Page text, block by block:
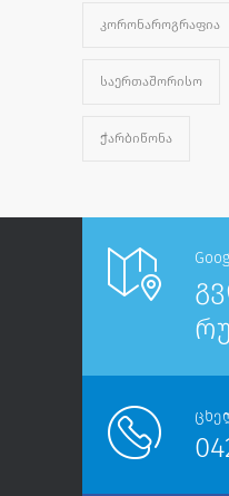
ᲙᲝᲠᲝᲜᲐᲠᲝᲒᲠᲐᲤᲘᲐ
ᲡᲐᲔᲠᲗᲐᲨᲝᲠᲘᲡᲝ
ᲭᲐᲠᲑᲘᲬᲝᲜᲐ